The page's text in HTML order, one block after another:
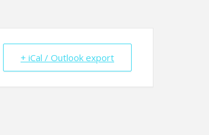
+ iCal / Outlook export